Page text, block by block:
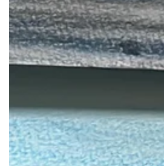
を
開
く